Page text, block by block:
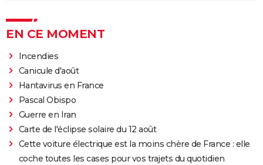
EN CE MOMENT
Incendies
Canicule d'août
Hantavirus en France
Pascal Obispo
Guerre en Iran
Carte de l'éclipse solaire du 12 août
Cette voiture électrique est la moins chère de France : elle
coche toutes les cases pour vos trajets du quotidien